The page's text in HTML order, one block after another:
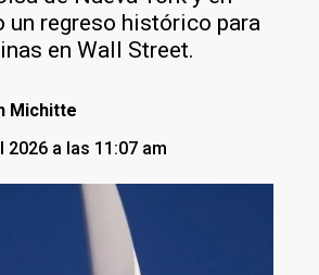
un regreso histórico para
en Wall Street.
Michitte
2026 a las 11:07 am